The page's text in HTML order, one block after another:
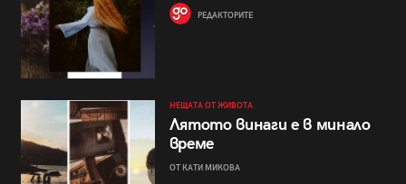
РЕДАКТОРИТЕ
НЕЩАТА ОТ ЖИВОТА
Лятото винаги е в минало
време
ОТ КАТИ МИКОВА